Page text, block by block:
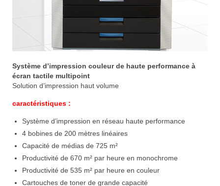
Système d’impression couleur de haute performance à
écran tactile multipoint
Solution d’impression haut volume
caractéristiques :
Système d’impression en réseau haute performance
4 bobines de 200 mètres linéaires
Capacité de médias de 725 m²
Productivité de 670 m² par heure en monochrome
Productivité de 535 m² par heure en couleur
Cartouches de toner de grande capacité